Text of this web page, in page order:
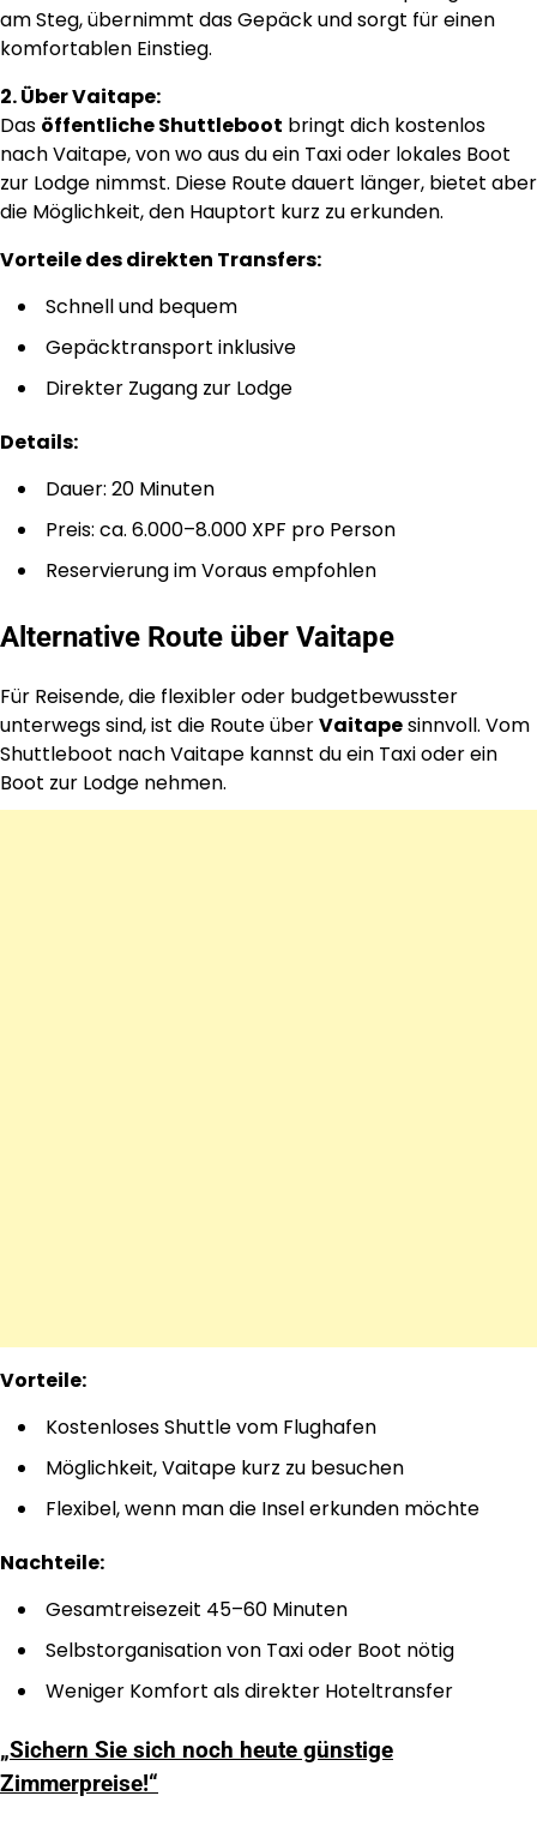
am Steg, übernimmt das Gepäck und sorgt für einen
komfortablen Einstieg.
2. Über Vaitape:
Das öffentliche Shuttleboot bringt dich kostenlos
nach Vaitape, von wo aus du ein Taxi oder lokales Boot
zur Lodge nimmst. Diese Route dauert länger, bietet aber
die Möglichkeit, den Hauptort kurz zu erkunden.
Vorteile des direkten Transfers:
Schnell und bequem
Gepäcktransport inklusive
Direkter Zugang zur Lodge
Details:
Dauer: 20 Minuten
Preis: ca. 6.000–8.000 XPF pro Person
Reservierung im Voraus empfohlen
Alternative Route über Vaitape
Für Reisende, die flexibler oder budgetbewusster
unterwegs sind, ist die Route überVaitapesinnvoll. Vom
Shuttleboot nach Vaitape kannst du ein Taxi oder ein
Boot zur Lodge nehmen.
Vorteile:
Kostenloses Shuttle vom Flughafen
Möglichkeit, Vaitape kurz zu besuchen
Flexibel, wenn man die Insel erkunden möchte
Nachteile:
Gesamtreisezeit 45–60 Minuten
Selbstorganisation von Taxi oder Boot nötig
Weniger Komfort als direkter Hoteltransfer
„Sichern Sie sich noch heute günstige
Zimmerpreise!“